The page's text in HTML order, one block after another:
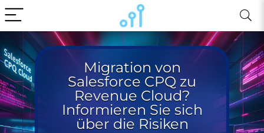
Migration von
Salesforce CPQ zu
Revenue Cloud?
Informieren Sie sich
über die Risiken